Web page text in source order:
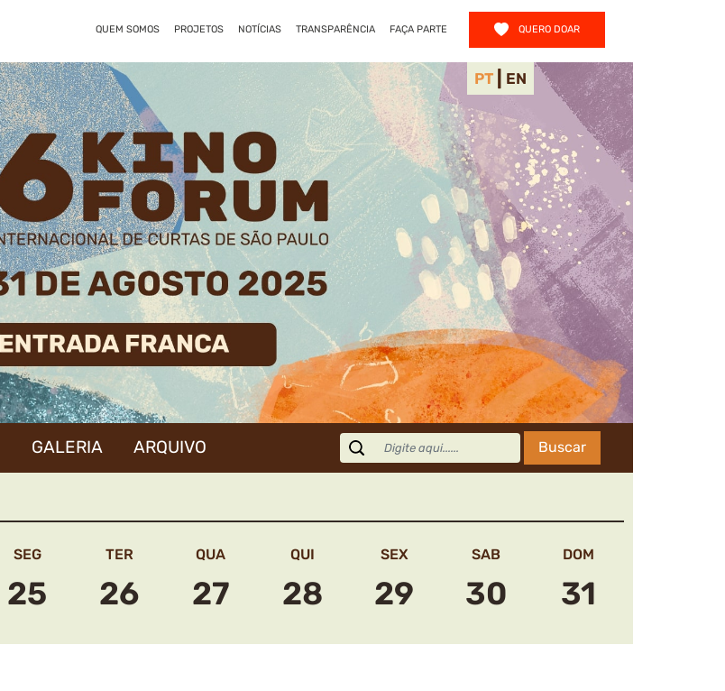
QUEM SOMOS PROJETOS NOTÍCIAS TRANSPARÊNCIA FAÇA PARTE QUERO DOAR
PT EN
GALERIA ARQUIVO
SEG
25
TER
26
QUA
27
QUI
28
SEX
29
SAB
30
DOM
31